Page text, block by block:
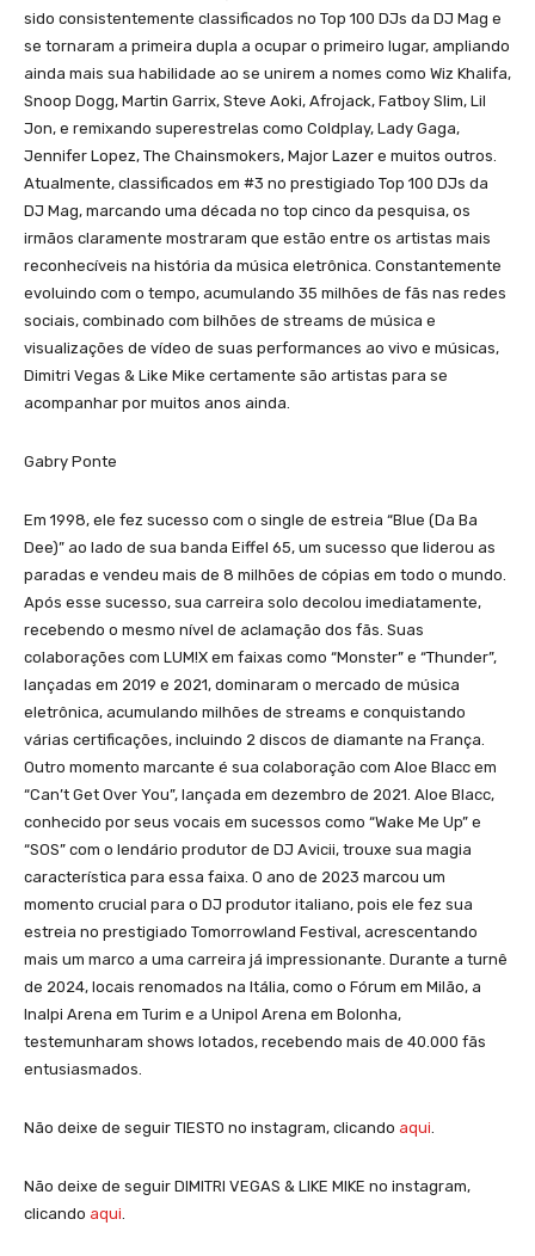
sido consistentemente classificados no Top 100 DJs da DJ Mag e
se tornaram a primeira dupla a ocupar o primeiro lugar, ampliando
ainda mais sua habilidade ao se unirem a nomes como Wiz Khalifa,
Snoop Dogg, Martin Garrix, Steve Aoki, Afrojack, Fatboy Slim, Lil
Jon, e remixando superestrelas como Coldplay, Lady Gaga,
Jennifer Lopez, The Chainsmokers, Major Lazer e muitos outros.
Atualmente, classificados em #3 no prestigiado Top 100 DJs da
DJ Mag, marcando uma década no top cinco da pesquisa, os
irmãos claramente mostraram que estão entre os artistas mais
reconhecíveis na história da música eletrônica. Constantemente
evoluindo com o tempo, acumulando 35 milhões de fãs nas redes
sociais, combinado com bilhões de streams de música e
visualizações de vídeo de suas performances ao vivo e músicas,
Dimitri Vegas & Like Mike certamente são artistas para se
acompanhar por muitos anos ainda.
Gabry Ponte
Em 1998, ele fez sucesso com o single de estreia “Blue (Da Ba
Dee)” ao lado de sua banda Eiffel 65, um sucesso que liderou as
paradas e vendeu mais de 8 milhões de cópias em todo o mundo.
Após esse sucesso, sua carreira solo decolou imediatamente,
recebendo o mesmo nível de aclamação dos fãs. Suas
colaborações com LUM!X em faixas como “Monster” e “Thunder”,
lançadas em 2019 e 2021, dominaram o mercado de música
eletrônica, acumulando milhões de streams e conquistando
várias certificações, incluindo 2 discos de diamante na França.
Outro momento marcante é sua colaboração com Aloe Blacc em
“Can’t Get Over You”, lançada em dezembro de 2021. Aloe Blacc,
conhecido por seus vocais em sucessos como “Wake Me Up” e
“SOS” com o lendário produtor de DJ Avicii, trouxe sua magia
característica para essa faixa. O ano de 2023 marcou um
momento crucial para o DJ produtor italiano, pois ele fez sua
estreia no prestigiado Tomorrowland Festival, acrescentando
mais um marco a uma carreira já impressionante. Durante a turnê
de 2024, locais renomados na Itália, como o Fórum em Milão, a
Inalpi Arena em Turim e a Unipol Arena em Bolonha,
testemunharam shows lotados, recebendo mais de 40.000 fãs
entusiasmados.
Não deixe de seguir TIESTO no instagram, clicando aqui.
Não deixe de seguir DIMITRI VEGAS & LIKE MIKE no instagram,
clicando aqui.